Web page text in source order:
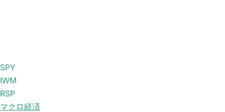
SPY
IWM
RSP
マクロ経済